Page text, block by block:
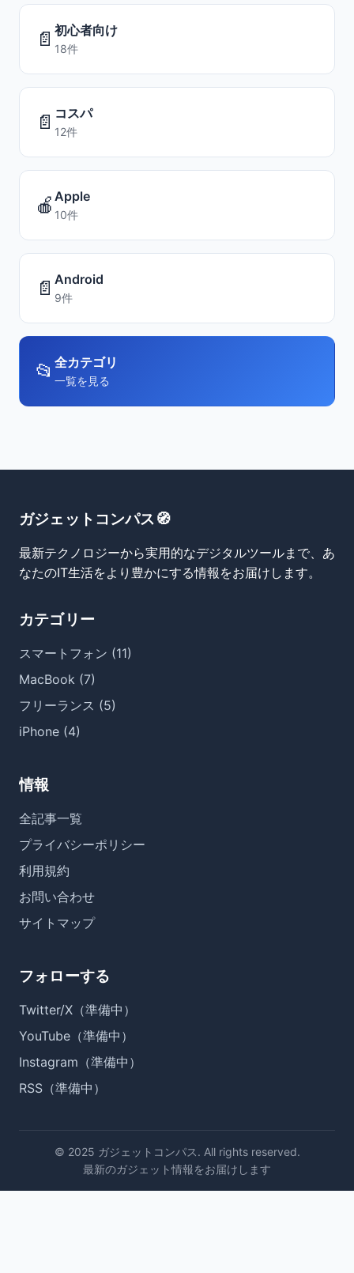
📄 初心者向け
18件
📄 コスパ
12件
🍎 Apple
10件
📄 Android
9件
📂 全カテゴリ
一覧を見る
ガジェットコンパス🧭
最新テクノロジーから実用的なデジタルツールまで、あ
なたのIT生活をより豊かにする情報をお届けします。
カテゴリー
スマートフォン (11)
MacBook (7)
フリーランス (5)
iPhone (4)
情報
全記事一覧
プライバシーポリシー
利用規約
お問い合わせ
サイトマップ
フォローする
Twitter/X（準備中）
YouTube（準備中）
Instagram（準備中）
RSS（準備中）
© 2025 ガジェットコンパス. All rights reserved.
最新のガジェット情報をお届けします